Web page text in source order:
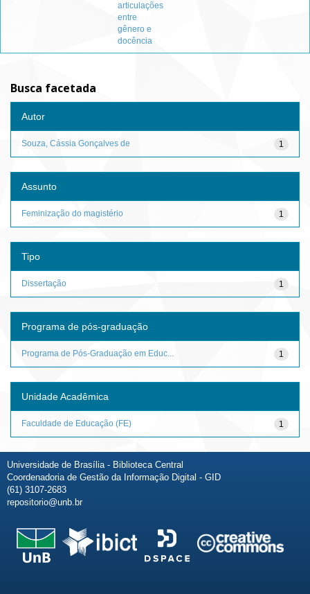
articulações
entre
gênero e
docência
Busca facetada
Autor
1
Souza, Cássia Gonçalves de
Assunto
1
Feminização do magistério
Tipo
1
Dissertação
Programa de pós-graduação
1
Programa de Pós-Graduação em Educ...
Unidade Acadêmica
1
Faculdade de Educação (FE)
Universidade de Brasília - Biblioteca Central
Coordenadoria de Gestão da Informação Digital - GID
(61) 3107-2683
repositorio@unb.br